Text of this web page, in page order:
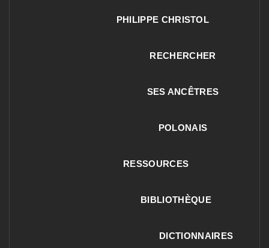
PHILIPPE CHRISTOL
RECHERCHER
SES ANCÊTRES
POLONAIS
RESSOURCES
BIBLIOTHÈQUE
DICTIONNAIRES